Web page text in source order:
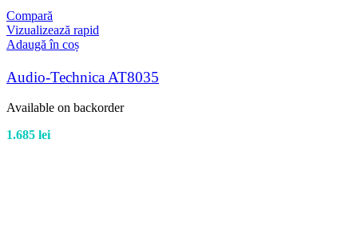
Compară
Vizualizează rapid
Adaugă în coș
Audio-Technica AT8035
Available on backorder
1.685 lei